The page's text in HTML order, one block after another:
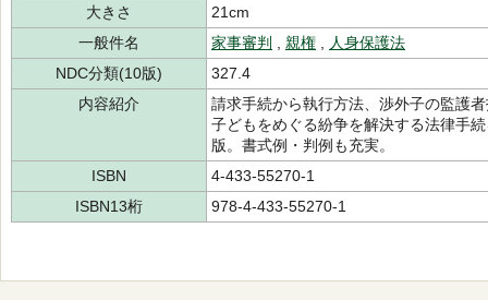
大きさ
21cm
一般件名
家事審判 親権
人身保護法
NDC分類(10版)
327.4
内容紹介
請求手続から執行方法、渉外子の監護
子どもをめぐる紛争を解決する法律手
版。書式例・判例も充実。
ISBN
4-433-55270-1
ISBN13桁
978-4-433-55270-1